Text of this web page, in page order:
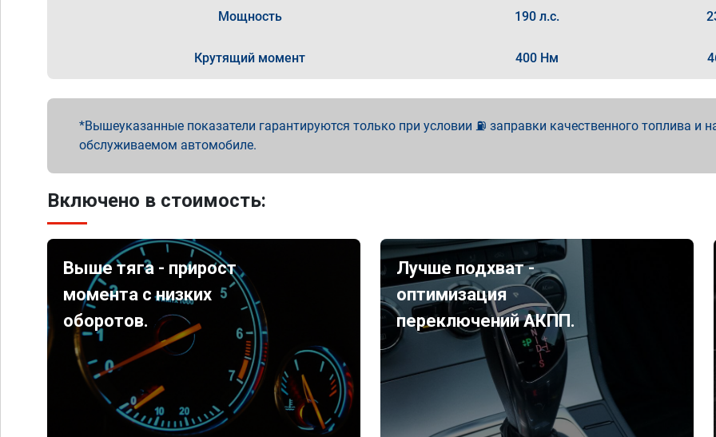
Мощность 190 л.с.
Крутящий момент 400 Нм
Вышеуказанные показатели гарантируются только при условии ⛽ заправки качественного топлива и
обслуживаемом автомобиле.
Включено в стоимость:
Выше тяга - прирост
момента с низких
оборотов.
Лучше подхват -
оптимизация
переключений АКПП.